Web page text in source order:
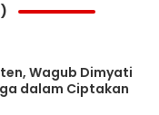
Wagub Dimyati
dalam Ciptakan